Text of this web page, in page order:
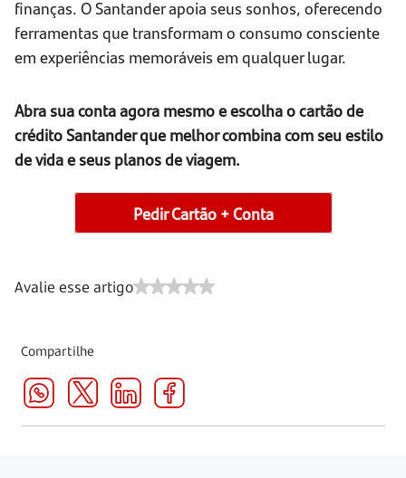
finanças. O Santander apoia seus sonhos, oferecendo
ferramentas que transformam o consumo consciente
em experiências memoráveis em qualquer lugar.
Abra sua conta agora mesmo e escolha o cartão de
crédito Santander que melhor combina com seu estilo
de vida e seus planos de viagem.
Pedir Cartão + Conta
Avalie esse artigo
Compartilhe